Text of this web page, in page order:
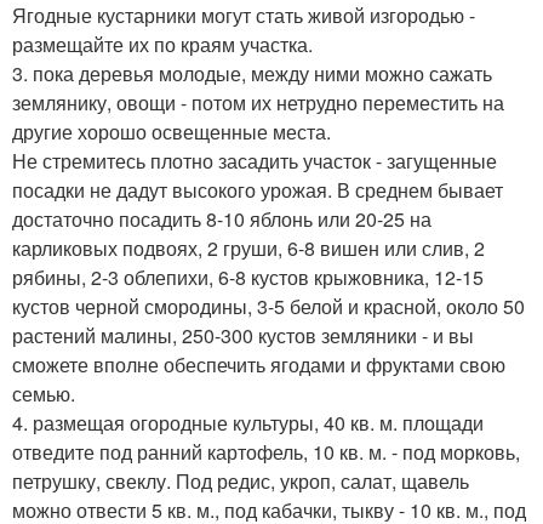
Ягодные кустарники могут стать живой изгородью -
размещайте их по краям участка.
3. пока деревья молодые, между ними можно сажать
землянику, овощи - потом их нетрудно переместить на
другие хорошо освещенные места.
Не стремитесь плотно засадить участок - загущенные
посадки не дадут высокого урожая. В среднем бывает
достаточно посадить 8-10 яблонь или 20-25 на
карликовых подвоях, 2 груши, 6-8 вишен или слив, 2
рябины, 2-3 облепихи, 6-8 кустов крыжовника, 12-15
кустов черной смородины, 3-5 белой и красной, около 50
растений малины, 250-300 кустов земляники - и вы
сможете вполне обеспечить ягодами и фруктами свою
семью.
4. размещая огородные культуры, 40 кв. м. площади
отведите под ранний картофель, 10 кв. м. - под морковь,
петрушку, свеклу. Под редис, укроп, салат, щавель
можно отвести 5 кв. м., под кабачки, тыкву - 10 кв. м., под